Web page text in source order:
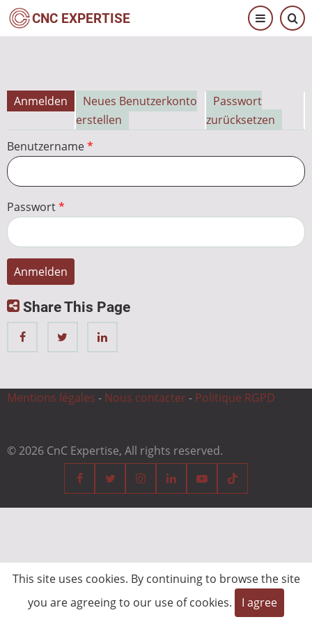
Direkt
zum
CNC EXPERTISE
Primäre
Reiter
Anmelden
Neues Benutzerkonto
erstellen
Passwort
zurücksetzen
Benutzername
Passwort
Share This Page
Mentions légales - Nous contacter - Politique RGPD
© 2026 CnC Expertise, All rights reserved.
This site uses cookies. By continuing to browse the site
you are agreeing to our use of cookies.
I agree